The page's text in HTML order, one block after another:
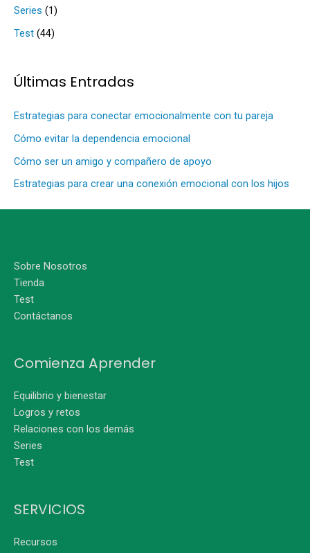
rSeries (1)
Test (44)
Últimas Entradas
Estrategias para conectar emocionalmente con tu pareja
Cómo evitar la dependencia emocional
Cómo ser un amigo y compañero de apoyo
Estrategias para crear una conexión emocional con los hijos
Sobre Nosotros
Tienda
Test
Contáctanos
Comienza Aprender
Equilibrio y bienestar
Logros y retos
Relaciones con los demás
Series
Test
SERVICIOS
Recursos